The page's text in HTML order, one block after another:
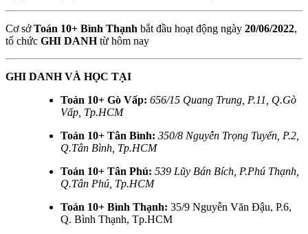
Cơ sởToán 10+ Bình Thạnh bắt đầu hoạt động ngày 20/06/2022,
tổ chức GHI DANHtừ hôm nay
GHI DANH VÀ HỌC TẠI
Toán 10+ Gò Vấp: 656/15 Quang Trung, P.11, Q.Gò
Vấp, Tp.HCM
Toán 10+ Tân Bình: 350/8 Nguyễn Trọng Tuyển, P.2,
Q.Tân Bình, Tp.HCM
Toán 10+ Tân Phú: 539 Lũy Bán Bích, P.Phú Thạnh,
Q.Tân Phú, Tp.HCM
Toán 10+ Bình Thạnh: 35/9 Nguyễn Văn Đậu, P.6,
Q. Bình Thạnh, Tp.HCM